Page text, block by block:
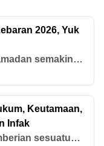
2026, Yuk
semakin
mencari tahu
2026. Yuk,
di artikel
Keutamaan,
Infak
sesuatu